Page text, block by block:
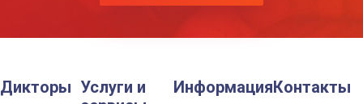
Дикторы Услуги и
ИнформацияКонтакты